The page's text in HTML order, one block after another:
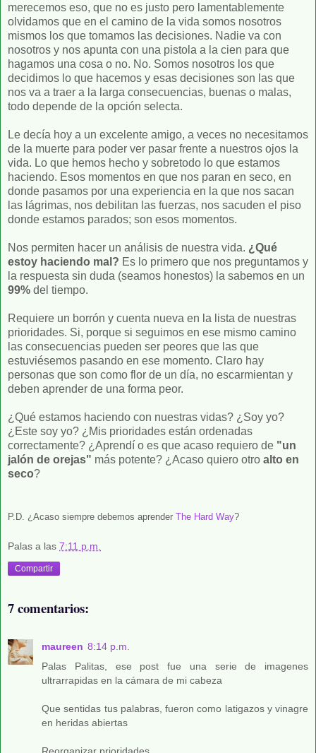
merecemos eso, que no es justo pero lamentablemente
olvidamos que en el camino de la vida somos nosotros
mismos los que tomamos las decisiones. Nadie va con
nosotros y nos apunta con una pistola a la cien para que
hagamos una cosa o no. No. Somos nosotros los que
decidimos lo que hacemos y esas decisiones son las que
nos va a traer a la larga consecuencias, buenas o malas,
todo depende de la opción selecta.
Le decía hoy a un excelente amigo, a veces no necesitamos
de la muerte para poder ver pasar frente a nuestros ojos la
vida. Lo que hemos hecho y sobretodo lo que estamos
haciendo. Esos momentos en que nos paran en seco, en
donde pasamos por una experiencia en la que nos sacan
las lágrimas, nos debilitan las fuerzas, nos sacuden el piso
donde estamos parados; son esos momentos.
Nos permiten hacer un análisis de nuestra vida. ¿Qué
estoy haciendo mal? Es lo primero que nos preguntamos y
la respuesta sin duda (seamos honestos) la sabemos en un
99% del tiempo.
Requiere un borrón y cuenta nueva en la lista de nuestras
prioridades. Si, porque si seguimos en ese mismo camino
las consecuencias pueden ser peores que las que
estuviésemos pasando en ese momento. Claro hay
personas que son como flor de un día, no escarmientan y
deben aprender de una forma peor.
¿Qué estamos haciendo con nuestras vidas? ¿Soy yo?
¿Este soy yo? ¿Mis prioridades están ordenadas
correctamente? ¿Aprendí o es que acaso requiero de "un
jalón de orejas" más potente? ¿Acaso quiero otro alto en
seco?
P.D. ¿Acaso siempre debemos aprender The Hard Way?
Palas a las 7:11 p.m.
Compartir
7 comentarios:
maureen 8:14 p.m.
Palas Palitas, ese post fue una serie de imagenes
ultrarrapidas en la cámara de mi cabeza
Que sentidas tus palabras, fueron como latigazos y vinagre
en heridas abiertas
Reorganizar prioridades